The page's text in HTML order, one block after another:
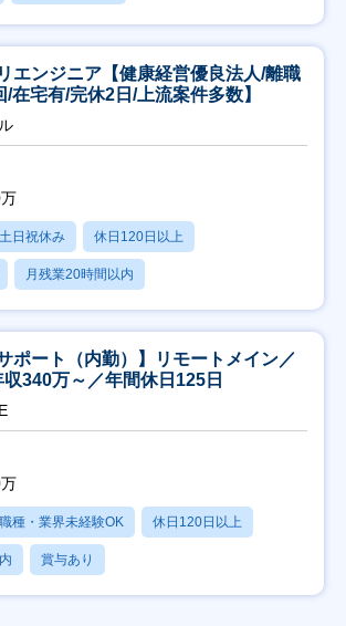
ンジニア【健康経営優良法人/離職
在宅有/完休2日/上流案件多数】
土日祝休み 休日120日以上
月残業20時間以内
ポート（内勤）】リモートメイン／
340万～／年間休日125日
職種・業界未経験OK 休日120日以上
賞与あり